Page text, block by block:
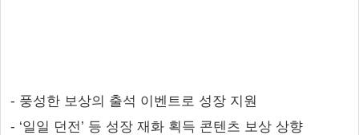
- 풍성한 보상의 출석 이벤트로 성장 지원
- ‘일일 던전’ 등 성장 재화 획득 콘텐츠 보상 상향